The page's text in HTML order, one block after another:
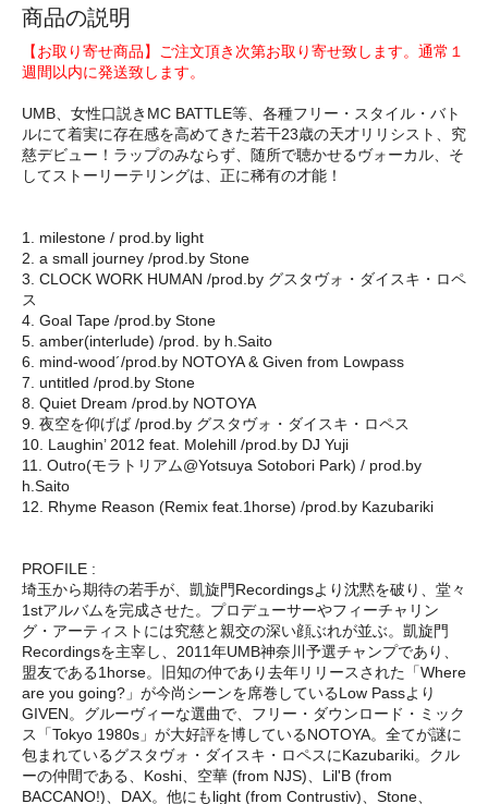
商品の説明
【お取り寄せ商品】ご注文頂き次第お取り寄せ致します。通常１
週間以内に発送致します。
UMB、女性口説きMC BATTLE等、各種フリー・スタイル・バト
ルにて着実に存在感を高めてきた若干23歳の天才リリシスト、究
慈デビュー！ラップのみならず、随所で聴かせるヴォーカル、そ
してストーリーテリングは、正に稀有の才能！
1. milestone / prod.by light
2. a small journey /prod.by Stone
3. CLOCK WORK HUMAN /prod.by グスタヴォ・ダイスキ・ロペ
ス
4. Goal Tape /prod.by Stone
5. amber(interlude) /prod. by h.Saito
6. mind-wood´/prod.by NOTOYA & Given from Lowpass
7. untitled /prod.by Stone
8. Quiet Dream /prod.by NOTOYA
9. 夜空を仰げば /prod.by グスタヴォ・ダイスキ・ロペス
10. Laughin’ 2012 feat. Molehill /prod.by DJ Yuji
11. Outro(モラトリアム@Yotsuya Sotobori Park) / prod.by
h.Saito
12. Rhyme Reason (Remix feat.1horse) /prod.by Kazubariki
PROFILE :
埼玉から期待の若手が、凱旋門Recordingsより沈黙を破り、堂々
1stアルバムを完成させた。プロデューサーやフィーチャリン
グ・アーティストには究慈と親交の深い顔ぶれが並ぶ。凱旋門
Recordingsを主宰し、2011年UMB神奈川予選チャンプであり、
盟友である1horse。旧知の仲であり去年リリースされた「Where
are you going?」が今尚シーンを席巻しているLow Passより
GIVEN。グルーヴィーな選曲で、フリー・ダウンロード・ミック
ス「Tokyo 1980s」が大好評を博しているNOTOYA。全てが謎に
包まれているグスタヴォ・ダイスキ・ロペスにKazubariki。クル
ーの仲間である、Koshi、空華 (from NJS)、Lil'B (from
BACCANO!)、DAX。他にもlight (from Contrustiv)、Stone、